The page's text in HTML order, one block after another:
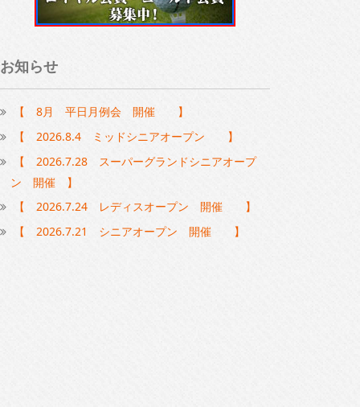
お知らせ
【 8月 平日月例会 開催 】
【 2026.8.4 ミッドシニアオープン 】
【 2026.7.28 スーパーグランドシニアオープ
ン 開催 】
【 2026.7.24 レディスオープン 開催 】
【 2026.7.21 シニアオープン 開催 】